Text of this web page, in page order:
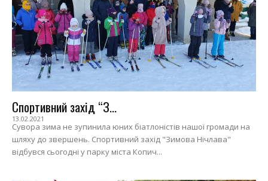
Спортивний захід “З...
13.02.2021
Сувора зима не зупинила юних біатлоністів нашої громади на
шляху до звершень. Спортивний захід "Зимова Нічлава"
відбувся сьогодні у парку міста Копич...